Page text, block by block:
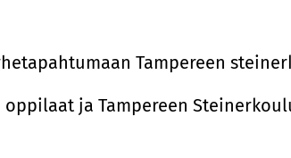
Tampereen
ja Tampereen